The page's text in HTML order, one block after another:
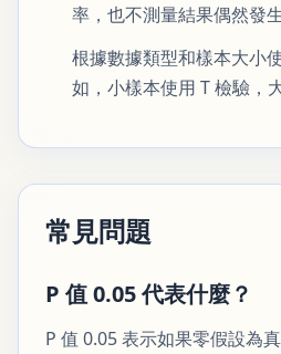
率，也不測量結果偶然發
根據數據類型和樣本大小
如，小樣本使用 T 檢驗，
常見問題
P 值 0.05 代表什麼？
P 值 0.05 表示如果零假設為